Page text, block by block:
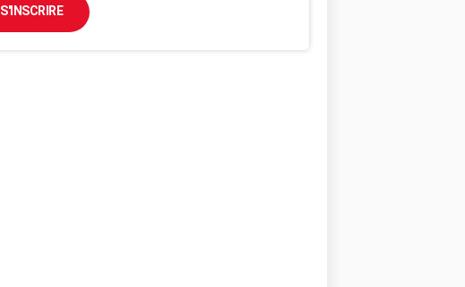
S'INSCRIRE